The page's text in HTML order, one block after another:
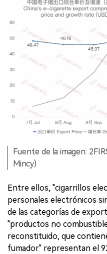
Fuente de la imagen:
Mincy)
Entre ellos, "cigarrillos
personales electrónicos
de las categorías de
"productos no
reconstituido, que
fumador" representan el